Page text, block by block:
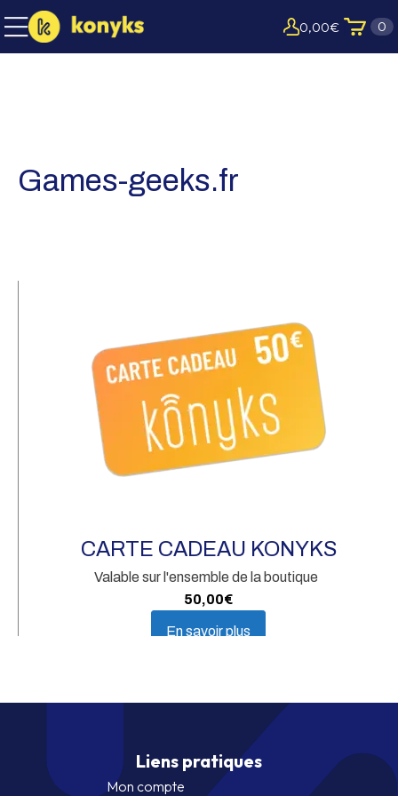
0,00€ 0
Games-geeks.fr
CARTE CADEAU KONYKS
Valable sur l'ensemble de la boutique
50,00€
En savoir plus
Liens pratiques
Mon compte